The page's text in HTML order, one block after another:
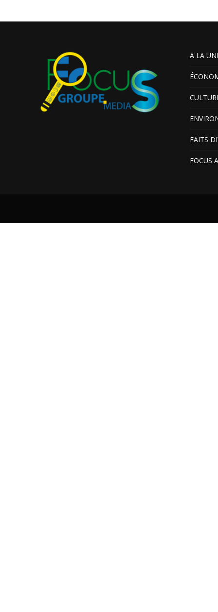
A LA
FAITS
FOCUS